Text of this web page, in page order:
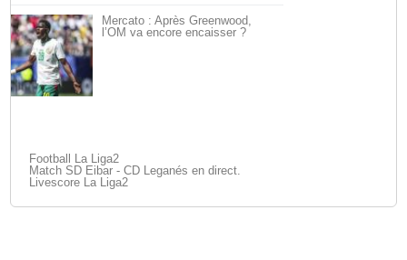
Mercato : Après Greenwood,
l’OM va encore encaisser ?
Football La Liga2
Match SD Eibar - CD Leganés en direct.
Livescore La Liga2